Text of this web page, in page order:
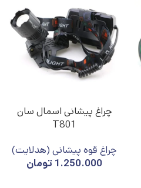
چراغ پیشانی اسمال سان
T801
چراغ قوه پیشانی (هدلایت)
1.250.000 تومان